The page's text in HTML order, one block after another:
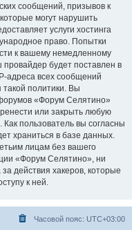
сообщений, призывов к
могут нарушить
услуги хостинга
право. Попытки
к вашему немедленному
будет поставлен в
адреса всех сообщений
политики. Вы
«Форум Селятино»
или закрыть любую
пользователь вы согласны
храниться в базе данных.
лицам без вашего
«Форум Селятино», ни
действия хакеров, которые
к ней.
Часовой пояс: UTC+03:00